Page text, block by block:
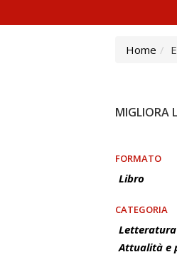
Home
MIGLIORA
FORMATO
Libro
CATEGORIA
Letteratura
Attualità e